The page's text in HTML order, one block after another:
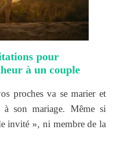
pour
à un couple
proches va se marier et
à son mariage. Même si
invité », ni membre de la